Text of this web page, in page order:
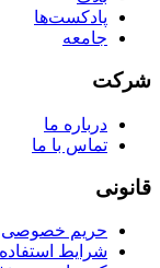
پادکست‌ها
جامعه
شرکت
درباره ما
تماس با ما
قانونی
حریم خصوصی
شرایط استفاده